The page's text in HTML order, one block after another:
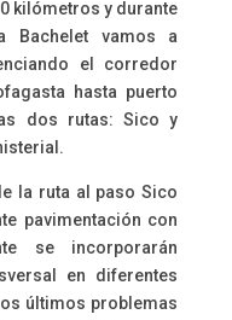
kilómetros y durante
Bachelet vamos a
el corredor
hasta puerto
dos rutas: Sico y
la ruta al paso Sico
pavimentación con
se incorporarán
en diferentes
últimos problemas